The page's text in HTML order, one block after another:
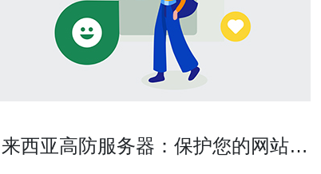
西亚高防服务器：保护您的网站免